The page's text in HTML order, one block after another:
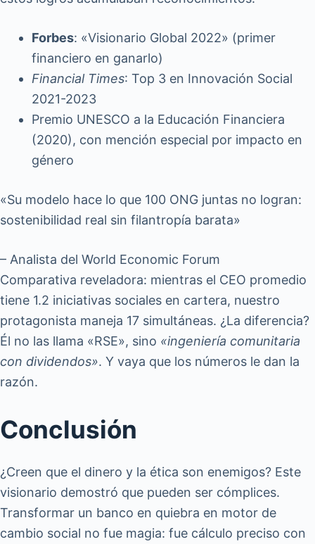
Forbes: «Visionario Global 2022» (primer
financiero en ganarlo)
Financial Times: Top 3 en Innovación Social
2021-2023
Premio UNESCO a la Educación Financiera
(2020), con mención especial por impacto en
género
«Su modelo hace lo que 100 ONG juntas no logran:
sostenibilidad real sin filantropía barata»
– Analista del World Economic Forum
Comparativa reveladora: mientras el CEO promedio
tiene 1.2 iniciativas sociales en cartera, nuestro
protagonista maneja 17 simultáneas. ¿La diferencia?
Él no las llama «RSE», sino «ingeniería comunitaria
con dividendos». Y vaya que los números le dan la
razón.
Conclusión
¿Creen que el dinero y la ética son enemigos? Este
visionario demostró que pueden ser cómplices.
Transformar un banco en quiebra en motor de
cambio social no fue magia: fue cálculo preciso con